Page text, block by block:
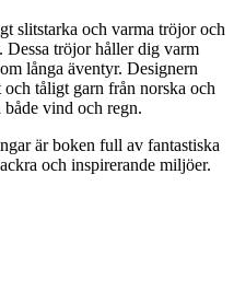
slitstarka och varma tröjor och
tröjor håller dig varm
långa äventyr. Designern
tåligt garn från norska och
vind och regn.
är boken full av fantastiska
och inspirerande miljöer.